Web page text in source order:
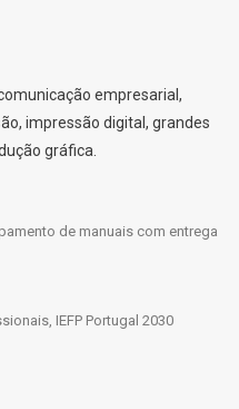
empresarial,
impressão digital, grandes
gráfica.
de manuais com entrega
IEFP Portugal 2030